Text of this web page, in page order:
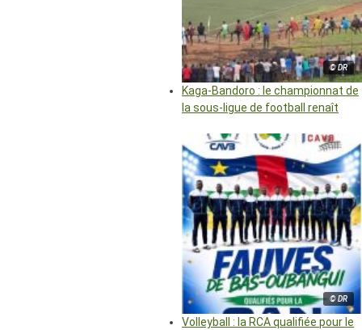
© DR
Kaga-Bandoro : le championnat de
la sous-ligue de football renaît
© DR
Volleyball : la RCA qualifiée pour le